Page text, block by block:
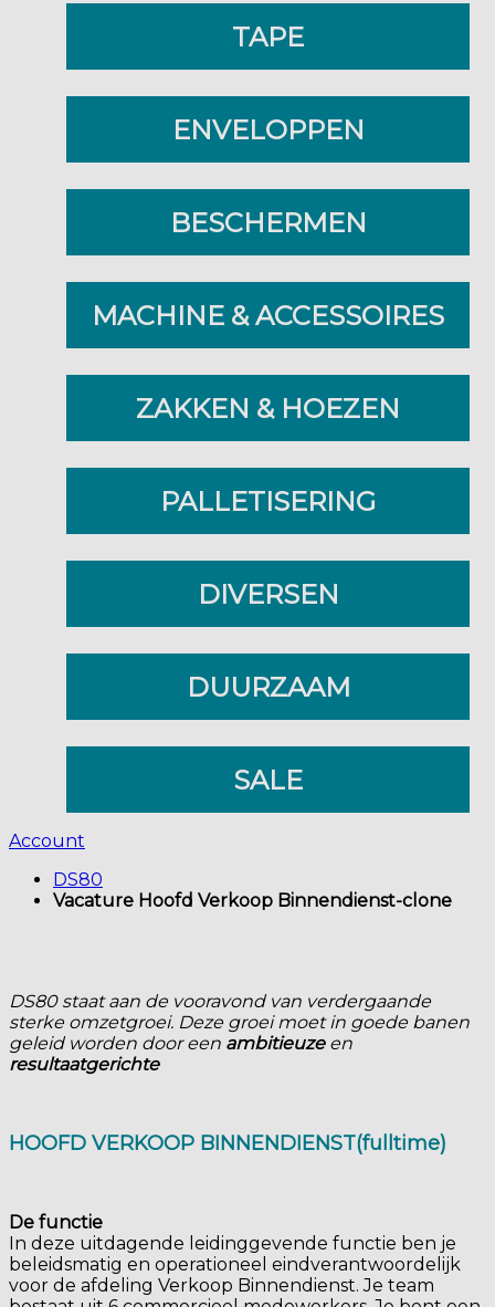
TAPE
ENVELOPPEN
BESCHERMEN
MACHINE & ACCESSOIRES
ZAKKEN & HOEZEN
PALLETISERING
DIVERSEN
DUURZAAM
SALE
Account
DS80
Vacature Hoofd Verkoop Binnendienst-clone
DS80 staat aan de vooravond van verdergaande
sterke omzetgroei. Deze groei moet in goede banen
geleid worden door een ambitieuzeen
resultaatgerichte
HOOFD VERKOOP BINNENDIENST(fulltime)
De functie
In deze uitdagende leidinggevende functie ben je
beleidsmatig en operationeel eindverantwoordelijk
voor de afdeling Verkoop Binnendienst. Je team